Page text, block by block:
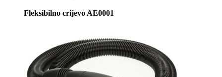
Fleksibilno crijevo AE0001